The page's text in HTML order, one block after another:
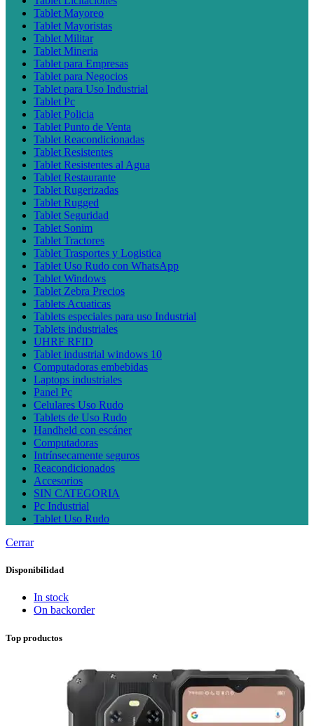
Tablet Mayoreo
Tablet Mayoristas
Tablet Militar
Tablet Mineria
Tablet para Empresas
Tablet para Negocios
Tablet para Uso Industrial
Tablet Pc
Tablet Policia
Tablet Punto de Venta
Tablet Reacondicionadas
Tablet Resistentes
Tablet Resistentes al Agua
Tablet Restaurante
Tablet Rugerizadas
Tablet Rugged
Tablet Seguridad
Tablet Sonim
Tablet Tractores
Tablet Trasportes y Logistica
Tablet Uso Rudo con WhatsApp
Tablet Windows
Tablet Zebra Precios
Tablets Acuaticas
Tablets especiales para uso Industrial
Tablets industriales
UHRF RFID
Tablet industrial windows 10
Computadoras embebidas
Laptops industriales
Panel Pc
Celulares Uso Rudo
Tablets de Uso Rudo
Handheld con escáner
Computadoras
Intrínsecamente seguros
Reacondicionados
Accesorios
SIN CATEGORIA
Pc Industrial
Tablet Uso Rudo
Cerrar
Disponibilidad
In stock
On backorder
Top productos